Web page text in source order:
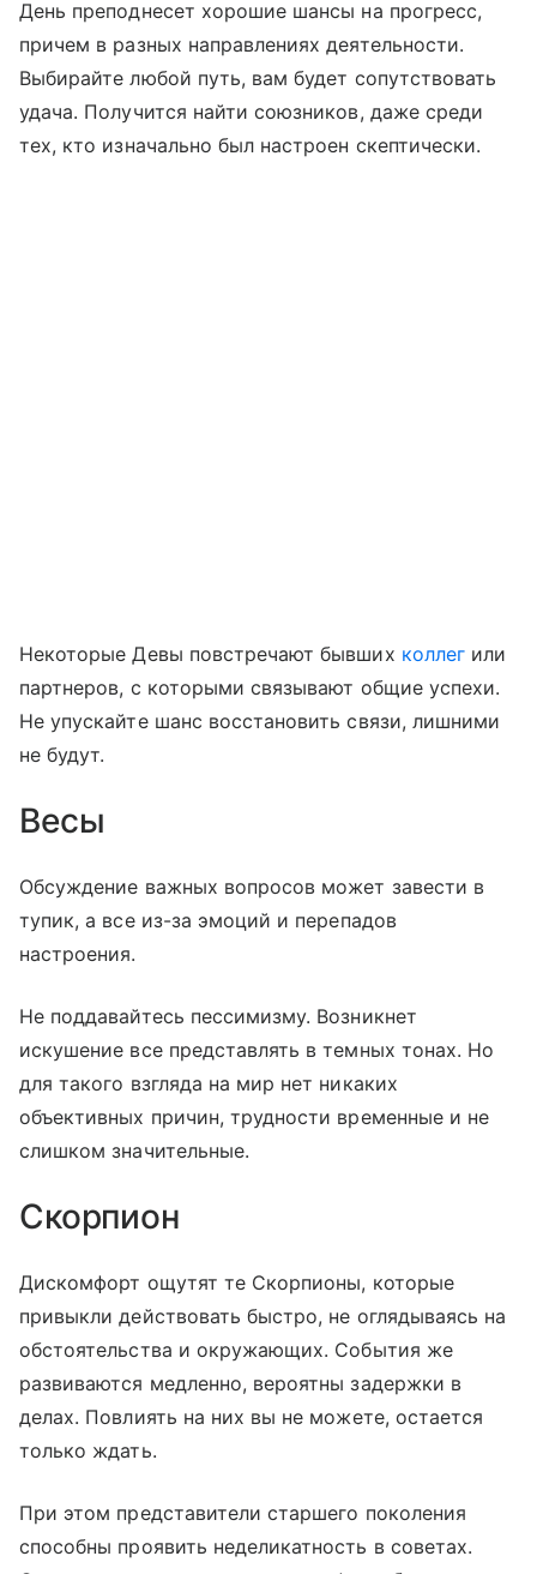
День преподнесет хорошие шансы на прогресс,
причем в разных направлениях деятельности.
Выбирайте любой путь, вам будет сопутствовать
удача. Получится найти союзников, даже среди
тех, кто изначально был настроен скептически.
Некоторые Девы повстречают бывших коллегили
партнеров, с которыми связывают общие успехи.
Не упускайте шанс восстановить связи, лишними
не будут.
Весы
Обсуждение важных вопросов может завести в
тупик, а все из-за эмоций и перепадов
настроения.
Не поддавайтесь пессимизму. Возникнет
искушение все представлять в темных тонах. Но
для такого взгляда на мир нет никаких
объективных причин, трудности временные и не
слишком значительные.
Скорпион
Дискомфорт ощутят те Скорпионы, которые
привыкли действовать быстро, не оглядываясь на
обстоятельства и окружающих. События же
развиваются медленно, вероятны задержки в
делах. Повлиять на них вы не можете, остается
только ждать.
При этом представители старшего поколения
способны проявить неделикатность в советах.